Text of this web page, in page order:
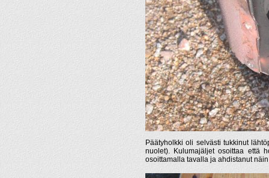
Päätyholkki oli selvästi tukkinut
nuolet). Kulumajäljet osoittaa että
osoittamalla tavalla ja ahdistanut